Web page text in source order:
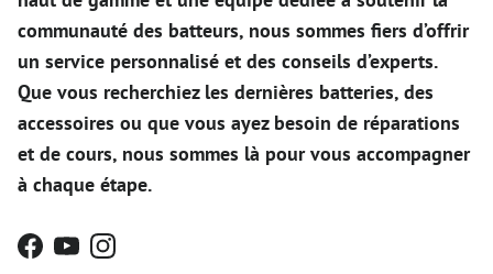
communauté des batteurs, nous sommes fiers d’offrir
un service personnalisé et des conseils d’experts.
Que vous recherchiez les dernières batteries, des
accessoires ou que vous ayez besoin de réparations
et de cours, nous sommes là pour vous accompagner
à chaque étape.
Facebook
YouTubeInstagram